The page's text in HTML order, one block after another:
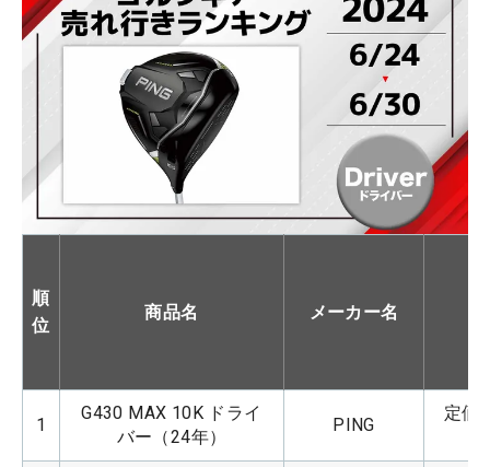
順
位
商品名 メーカー名
1
G430 MAX 10K ドライ
バー（24年）
PING
定価